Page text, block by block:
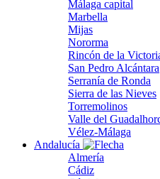
Málaga capital
Marbella
Mijas
Nororma
Rincón de la
San Pedro Alcántara
Serranía de Ronda
Sierra de las Nieves
Torremolinos
Valle del
Vélez-Málaga
Andalucía
Almería
Cádiz